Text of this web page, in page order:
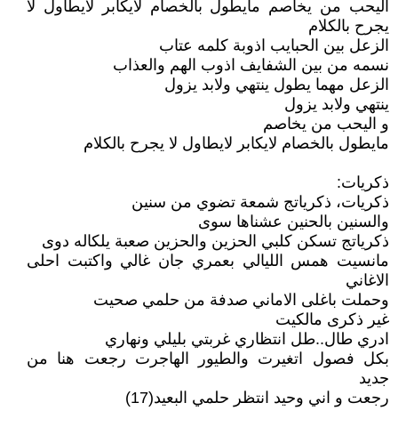
اليحب من يخاصم مايطول بالخصام لايكابر لايطاول لا
يجرح بالكلام
الزعل بين الحبايب اذوبة كلمه عتاب
نسمه من بين الشفايف اذوب الهم والعذاب
الزعل مهما يطول ينتهي ولابد يزول
ينتهي ولابد يزول
و اليحب من يخاصم
مايطول بالخصام لايكابر لايطاول لا يجرح بالكلام
ذكريات:
ذكريات، ذكرياتج شمعة تضوي من سنين
والسنين بالحنين عشناها سوى
ذكرياتج تسكن كلبي الحزين والحزين صعبة يلكاله دوى
مانسيت همس الليالي بعمري جان غالي واكتبت احلى
الاغاني
وحملت باغلى الاماني صدفة من حلمي صحيت
غير ذكرى مالكيت
ادري طال..طل انتظاري غربتي بليلي ونهاري
بكل فصول اتغيرت والطيور الهاجرت رجعت هنا من
جديد
رجعت و اني وحيد انتظر حلمي البعيد(17)